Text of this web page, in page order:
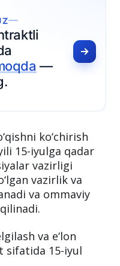
—
ko‘chirish
15-iyulga qadar
vazirligi
va ommaviy